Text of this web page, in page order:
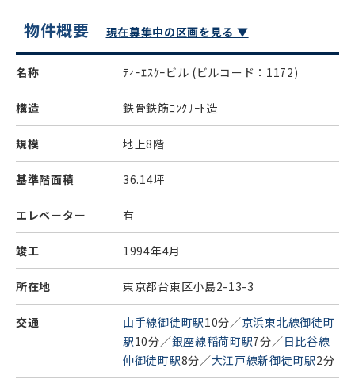
物件概要 現在募集中の区画を見る ▼
名称 ﾃｨｰｴｽｹｰビル (ビルコード：1172)
構造 鉄骨鉄筋ｺﾝｸﾘｰﾄ造
規模 地上8階
基準階面積 36.14坪
エレベーター 有
竣工 1994年4月
所在地 東京都台東区小島2-13-3
交通 山手線御徒町駅10分／京浜東北線御徒町
駅10分／銀座線稲荷町駅7分／日比谷線
仲御徒町駅8分／大江戸線新御徒町駅2分